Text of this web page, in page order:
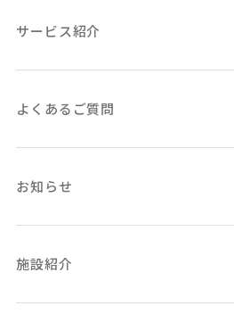
サービス紹介
よくあるご質問
お知らせ
施設紹介